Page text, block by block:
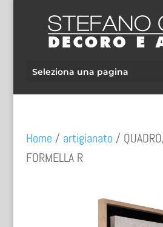
Seleziona una pagina
Home / artigianato /
FORMELLA R